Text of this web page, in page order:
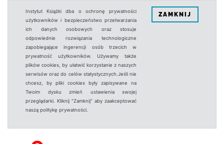
Instytut Książki dba o ochronę prywatności
użytkowników i bezpieczeństwo przetwarzania
ich danych osobowych oraz stosuje
odpowiednie rozwiązania technologiczne
zapobiegające ingerencji osób trzecich w
prywatność użytkowników. Używamy także
plików cookies, by ułatwić korzystanie z naszych
serwisów oraz do celów statystycznych.Jeśli nie
chcesz, by pliki cookies były zapisywane na
Twoim dysku zmień ustawienia swojej
przeglądarki. Kliknij "Zamknij" aby zaakceptować
naszą politykę prywatności.
ZAMKNIJ